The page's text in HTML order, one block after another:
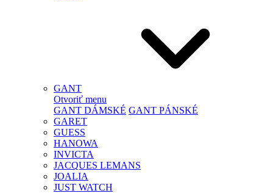
GANT
Otvoriť menu
GANT DÁMSKÉ GANT PÁNSKÉ
GARET
GUESS
HANOWA
INVICTA
JACQUES LEMANS
JOALIA
JUST WATCH